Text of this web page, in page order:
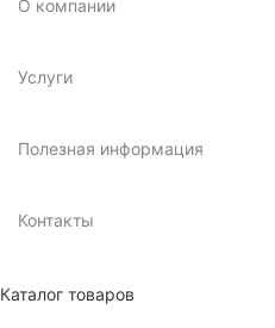
О компании
Услуги
Полезная информация
Контакты
Каталог товаров